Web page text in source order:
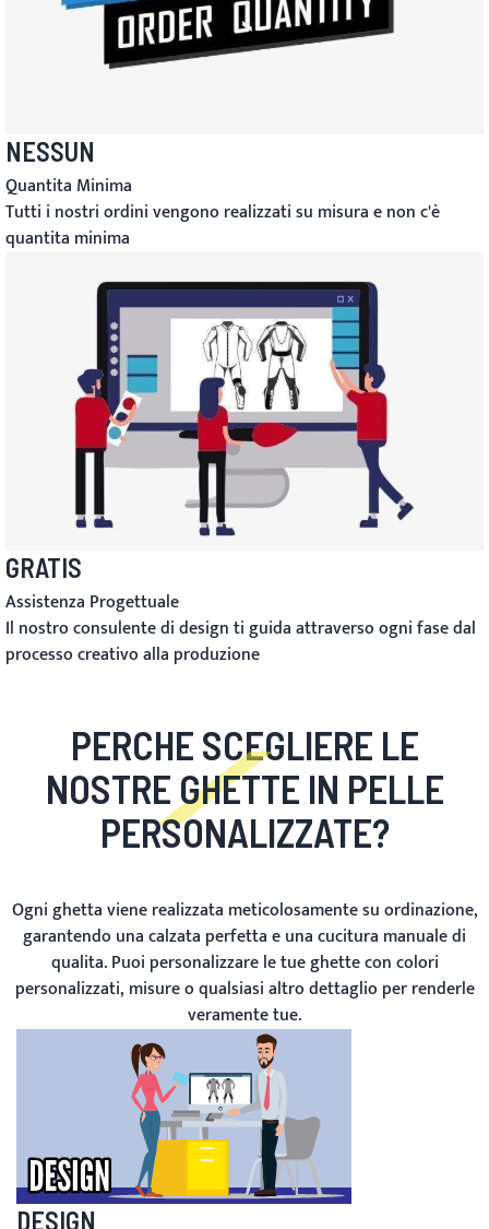
NESSUN
Quantita Minima
Tutti i nostri ordini vengono realizzati su misura e non c'è
quantita minima
GRATIS
Assistenza Progettuale
Il nostro consulente di design ti guida attraverso ogni fase dal
processo creativo alla produzione
PERCHE SCEGLIERE LE
NOSTRE GHETTE IN PELLE
PERSONALIZZATE?
Ogni ghetta viene realizzata meticolosamente su ordinazione,
garantendo una calzata perfetta e una cucitura manuale di
qualita. Puoi personalizzare le tue ghette con colori
personalizzati, misure o qualsiasi altro dettaglio per renderle
veramente tue.
DESIGN